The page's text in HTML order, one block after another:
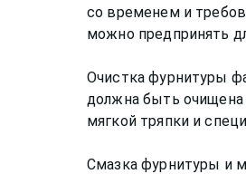
со временем и
можно предпринять
Очистка фурнитуры
должна быть
мягкой тряпки и
Смазка фурнитуры и